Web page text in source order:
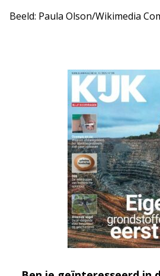
Beeld: Paula Olson/Wikimedia